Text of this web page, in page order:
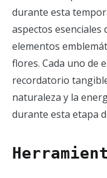
durante esta
aspectos esenciales
elementos
flores. Cada uno de
recordatorio
naturaleza y la
durante esta etapa